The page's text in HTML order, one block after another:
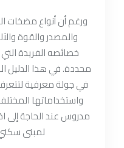
ورغم أن أنواع مضخات
والمصدر والقوة
خصائصه الفريدة
محددة. في هذا الدليل
في جولة معرفية لتتعرف
واستخداماتها
مدروس عند الحاجة إلى
لمبنى